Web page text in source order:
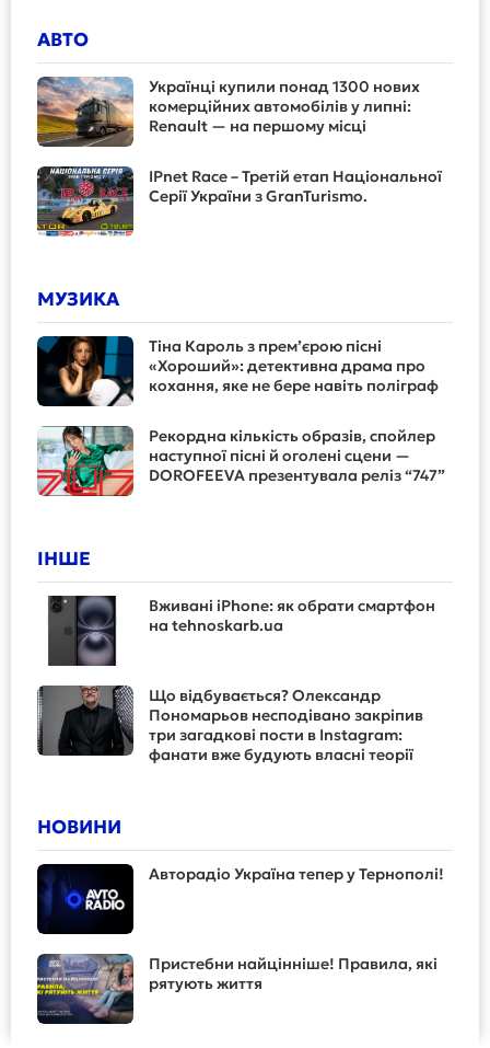
АВТО
Українці купили понад 1300 нових
комерційних автомобілів у липні:
Renault — на першому місці
IPnet Race – Третій етап Національної
Серії України з GranTurismo.
МУЗИКА
Тіна Кароль з прем’єрою пісні
«Хороший»: детективна драма про
кохання, яке не бере навіть поліграф
Рекордна кількість образів, спойлер
наступної пісні й оголені сцени —
DOROFEEVA презентувала реліз “747”
ІНШЕ
Вживані iPhone: як обрати смартфон
на tehnoskarb.ua
Що відбувається? Олександр
Пономарьов несподівано закріпив
три загадкові пости в Instagram:
фанати вже будують власні теорії
НОВИНИ
Авторадіо Україна тепер у Тернополі!
Пристебни найцінніше! Правила, які
рятують життя